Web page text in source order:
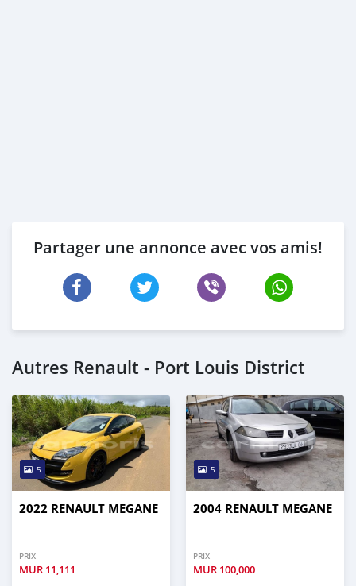
Partager une annonce avec vos amis!
Autres Renault - Port Louis District
5
2022 RENAULT MEGANE
PRIX
MUR 11,111
5
2004 RENAULT MEGANE
PRIX
MUR 100,000